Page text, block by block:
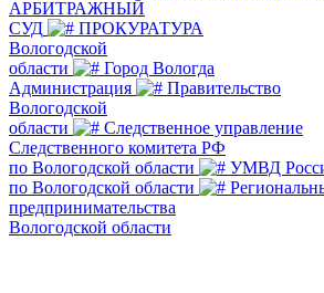
АРБИТРАЖНЫЙ
СУД
ПРОКУРАТУРА
Вологодской
области
Город Вологда
Администрация
Правительство
Вологодской
области
Следственное управление
Следственного комитета РФ
по Вологодской области
УМВД
по Вологодской области
предпринимательства
Вологодской области